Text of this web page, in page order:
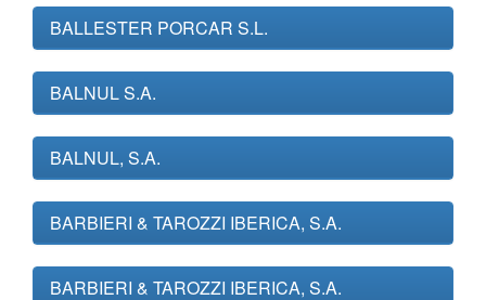
BALLESTER PORCAR S.L.
BALNUL S.A.
BALNUL, S.A.
BARBIERI & TAROZZI IBERICA, S.A.
BARBIERI & TAROZZI IBERICA, S.A.